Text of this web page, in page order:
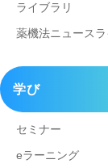
ライブラリ
薬機法ニュースラ
学び
セミナー
eラーニング